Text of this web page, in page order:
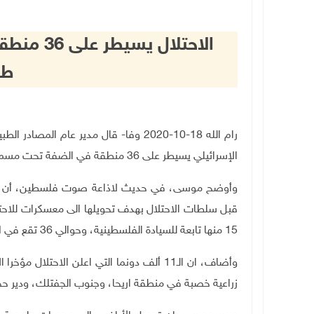
رام الله 18-10-2020 وفا- قال مدير
الإسرائيلي يسيطر على 36 منطقة في الضفة تحت مسمى "محمية طبيعية".
وأوضح موسى، في حديث لاذاعة صوت فلسطين،
15 منها تابعة للسيادة الفلسطينية، وحوالي 36 تقع في الاراضي المصنفة "ج"، التي تقع تحت السيطرة الإسرائيلية.
وأضاف، ان الـ11 ألف دونما التي اعلن
زراعية خصبة في منطقة اريحا، وجنوب الجفتلك، ودير